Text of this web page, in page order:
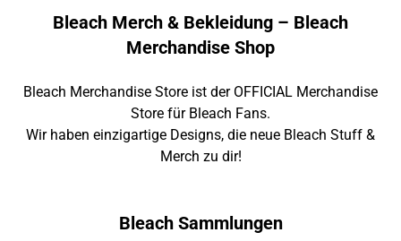
Bleach Merch & Bekleidung – Bleach
Merchandise Shop
Bleach Merchandise Store ist der OFFICIAL Merchandise
Store für Bleach Fans.
Wir haben einzigartige Designs, die neue Bleach Stuff &
Merch zu dir!
Bleach Sammlungen